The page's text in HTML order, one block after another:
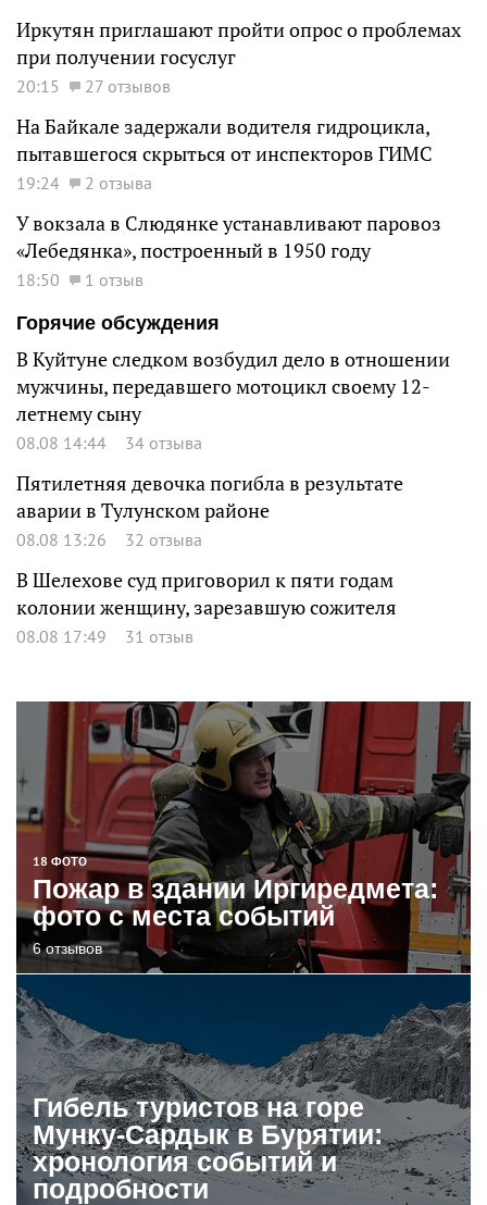
Иркутян приглашают пройти опрос о проблемах
при получении госуслуг
20:15 27 отзывов
На Байкале задержали водителя гидроцикла,
пытавшегося скрыться от инспекторов ГИМС
19:24 2 отзыва
У вокзала в Слюдянке устанавливают паровоз
«Лебедянка», построенный в 1950 году
18:50
1 отзыв
Горячие обсуждения
В Куйтуне следком возбудил дело в отношении
мужчины, передавшего мотоцикл своему 12-
летнему сыну
08.08 14:44 34 отзыва
Пятилетняя девочка погибла в результате
аварии в Тулунском районе
08.08 13:26 32 отзыва
В Шелехове суд приговорил к пяти годам
колонии женщину, зарезавшую сожителя
08.08 17:49 31 отзыв
18 ФОТО
Пожар в здании Иргиредмета:
фото с места событий
6 отзывов
Гибель туристов на горе
Мунку-Сардык в Бурятии:
хронология событий и
подробности